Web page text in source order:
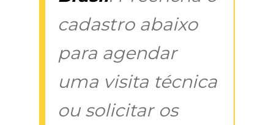
cadastro abaixo
para agendar
uma visita técnica
ou solicitar os